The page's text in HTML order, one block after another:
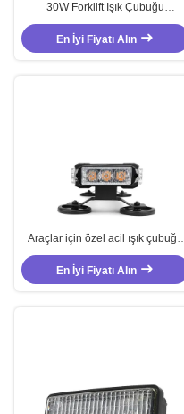
30W Forklift Işık Çubuğu
Kamyonlar için Özel LED Güvenlik
Işık Çubukları
En İyi Fiyatı Alın
Araçlar için özel acil ışık çubuğu
10V - 30V Strobe lambaları
En İyi Fiyatı Alın